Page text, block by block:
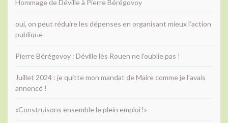
Hommage de Déville à Pierre Bérégovoy
oui, on peut réduire les dépenses en organisant mieux l’action
publique
Pierre Bérégovoy : Déville lès Rouen ne l’oublie pas !
Juillet 2024 : je quitte mon mandat de Maire comme je l’avais
annoncé !
«Construisons ensemble le plein emploi !»